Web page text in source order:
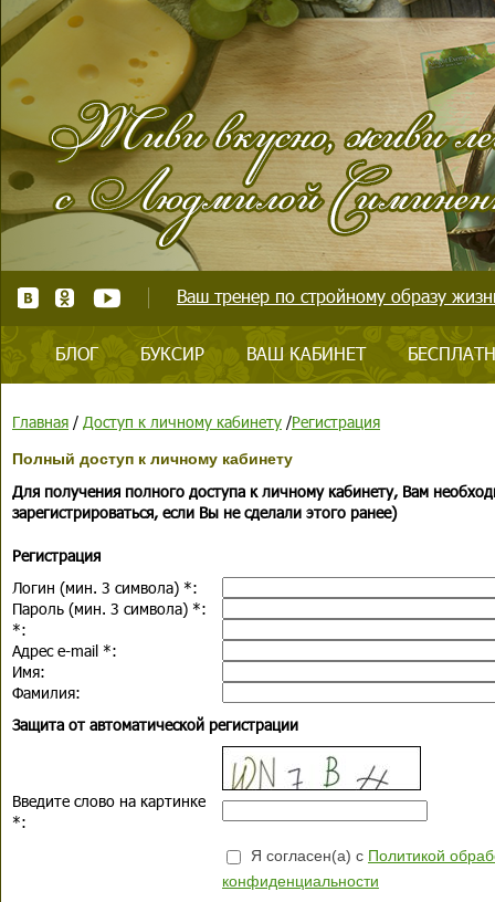
Ваш тренер по стройному образу
БЛОГ БУКСИР ВАШ КАБИНЕТ
Главная / Доступ к личному кабинету /Регистрация
Полный доступ к личному кабинету
Для получения полного доступа к личному кабинету, Вам
зарегистрироваться, если Вы не сделали этого ранее)
Регистрация
Логин (мин. 3 символа) *:
Пароль (мин. 3 символа) *:
*:
Адрес e-mail *:
Имя:
Фамилия:
Защита от автоматической регистрации
Введите слово на картинке
*:
Я согласен(а) с Политикой
конфиденциальности